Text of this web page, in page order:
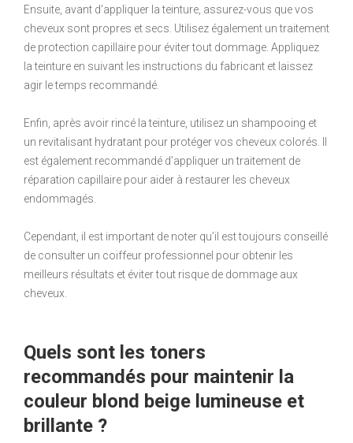
Ensuite, avant d’appliquer la teinture, assurez-vous que vos
cheveux sont propres et secs. Utilisez également un traitement
de protection capillaire pour éviter tout dommage. Appliquez
la teinture en suivant les instructions du fabricant et laissez
agir le temps recommandé.
Enfin, après avoir rincé la teinture, utilisez un shampooing et
un revitalisant hydratant pour protéger vos cheveux colorés. Il
est également recommandé d’appliquer un traitement de
réparation capillaire pour aider à restaurer les cheveux
endommagés.
Cependant, il est important de noter qu’il est toujours conseillé
de consulter un coiffeur professionnel pour obtenir les
meilleurs résultats et éviter tout risque de dommage aux
cheveux.
Quels sont les toners
recommandés pour maintenir la
couleur blond beige lumineuse et
brillante ?